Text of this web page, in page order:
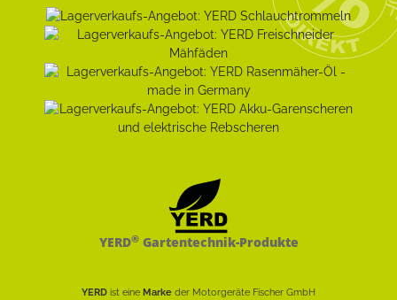
YERD®Gartentechnik-Produkte
YERD ist eine Marke der Motorgeräte Fischer GmbH